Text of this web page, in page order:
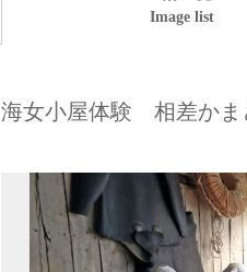
Image list
海女小屋体験 相差かま